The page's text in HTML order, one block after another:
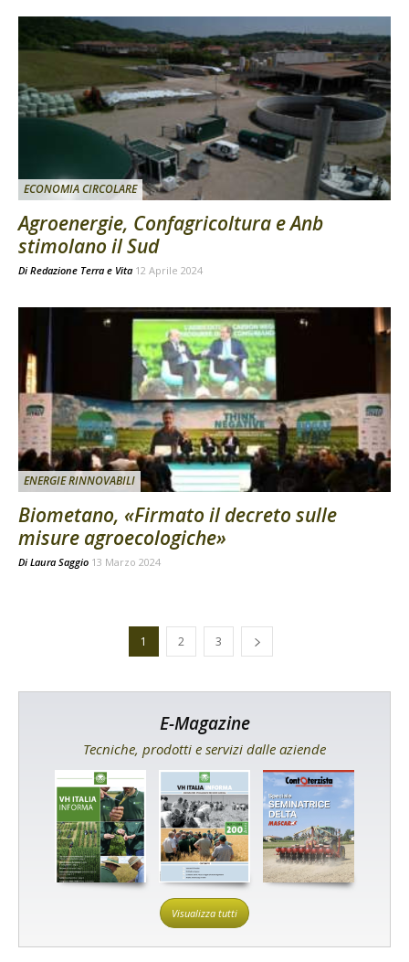
ECONOMIA CIRCOLARE
Agroenergie, Confagricoltura e Anb
stimolano il Sud
Di Redazione Terra e Vita 12 Aprile 2024
ENERGIE RINNOVABILI
Biometano, «Firmato il decreto sulle
misure agroecologiche»
Di Laura Saggio 13 Marzo 2024
1 2 3
E-Magazine
Tecniche, prodotti e servizi dalle aziende
Visualizza tutti